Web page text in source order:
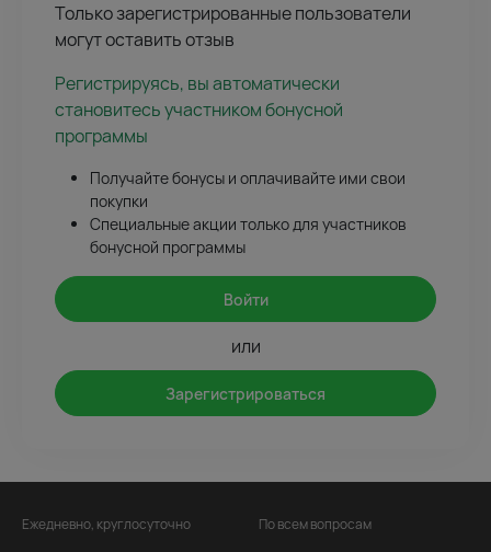
Только зарегистрированные пользователи
могут оставить отзыв
Регистрируясь, вы автоматически
становитесь участником бонусной
программы
Получайте бонусы и оплачивайте ими свои
покупки
Специальные акции только для участников
бонусной программы
Войти
или
Зарегистрироваться
Ежедневно, круглосуточно По всем вопросам